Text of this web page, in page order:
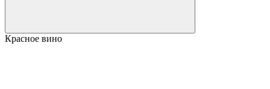
Красное вино